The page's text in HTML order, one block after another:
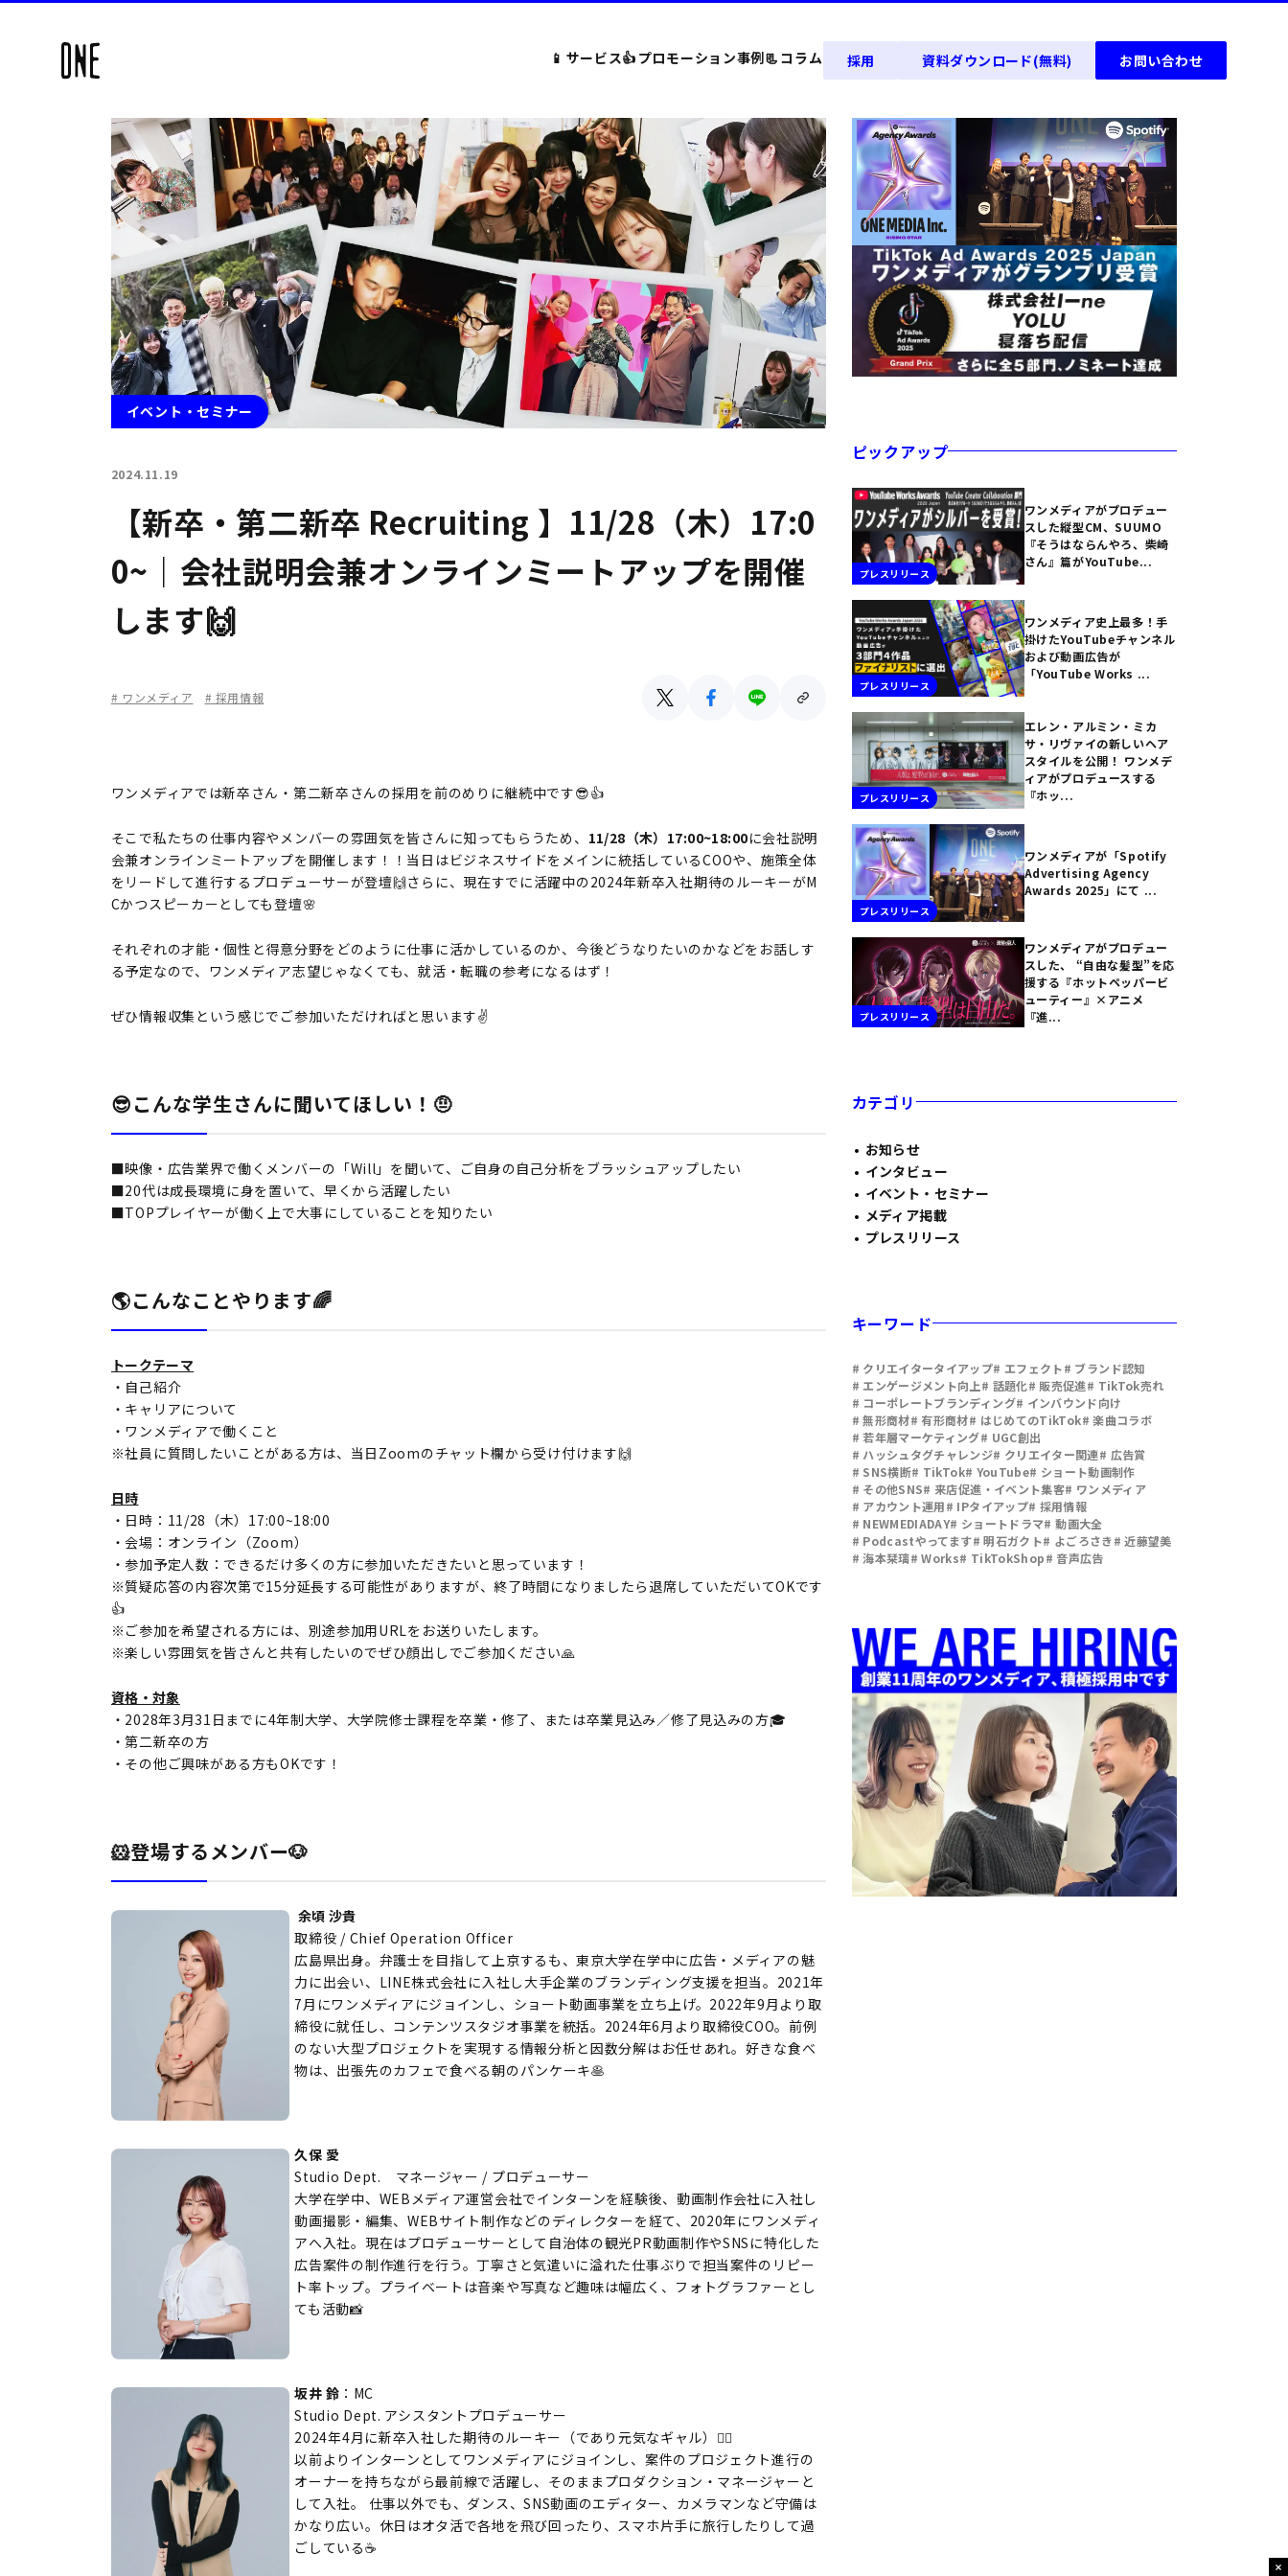
📱 サービス👍 プロモーション事例📃 コラム 採用 資料ダウンロード(無料) お問い合わせ
イベント・セミナー
2024.11.19
【新卒・第二新卒 Recruiting 】11/28（木）17:0
0~｜会社説明会兼オンラインミートアップを開催
します🙌
# ワンメディア # 採用情報
ワンメディアでは新卒さん・第二新卒さんの採用を前のめりに継続中です😎👍
そこで私たちの仕事内容やメンバーの雰囲気を皆さんに知ってもらうため、 11/28（木）17:00~18:00に会社説明
会兼オンラインミートアップを開催します！！当日はビジネスサイドをメインに統括しているCOOや、施策全体
をリードして進行するプロデューサーが登壇🙌さらに、現在すでに活躍中の2024年新卒入社期待のルーキーがM
Cかつスピーカーとしても登壇🌸
それぞれの才能・個性と得意分野をどのように仕事に活かしているのか、今後どうなりたいのかなどをお話しす
る予定なので、ワンメディア志望じゃなくても、就活・転職の参考になるはず！
ぜひ情報収集という感じでご参加いただければと思います✌️
😎こんな学生さんに聞いてほしい！🤨
■映像・広告業界で働くメンバーの「Will」を聞いて、ご自身の自己分析をブラッシュアップしたい
■20代は成長環境に身を置いて、早くから活躍したい
■TOPプレイヤーが働く上で大事にしていることを知りたい
🌎こんなことやります🌈
トークテーマ
・自己紹介
・キャリアについて
・ワンメディアで働くこと
※社員に質問したいことがある方は、当日Zoomのチャット欄から受け付けます🙌
日時
・日時：11/28（木）17:00~18:00
・会場：オンライン（Zoom）
・参加予定人数：できるだけ多くの方に参加いただきたいと思っています！
※質疑応答の内容次第で15分延長する可能性がありますが、終了時間になりましたら退席していただいてOKです
👍
※ご参加を希望される方には、別途参加用URLをお送りいたします。
※楽しい雰囲気を皆さんと共有したいのでぜひ顔出しでご参加ください🙏
資格・対象
・2028年3月31日までに4年制大学、大学院修士課程を卒業・修了、または卒業見込み／修了見込みの方🎓
・第二新卒の方
・その他ご興味がある方もOKです！
🐹登場するメンバー🐶
余頃 沙貴
取締役 / Chief Operation Officer
広島県出身。弁護士を目指して上京するも、東京大学在学中に広告・メディアの魅
力に出会い、LINE株式会社に入社し大手企業のブランディング支援を担当。2021年
7月にワンメディアにジョインし、ショート動画事業を立ち上げ。2022年9月より取
締役に就任し、コンテンツスタジオ事業を統括。2024年6月より取締役COO。前例
のない大型プロジェクトを実現する情報分析と因数分解はお任せあれ。好きな食べ
物は、出張先のカフェで食べる朝のパンケーキ🥞
久保 愛
Studio Dept. マネージャー / プロデューサー
大学在学中、WEBメディア運営会社でインターンを経験後、動画制作会社に入社し
動画撮影・編集、WEBサイト制作などのディレクターを経て、2020年にワンメディ
アへ入社。現在はプロデューサーとして自治体の観光PR動画制作やSNSに特化した
広告案件の制作進行を行う。丁寧さと気遣いに溢れた仕事ぶりで担当案件のリピー
ト率トップ。プライベートは音楽や写真など趣味は幅広く、フォトグラファーとし
ても活動📸
坂井 鈴 ：MC
Studio Dept. アシスタントプロデューサー
2024年4月に新卒入社した期待のルーキー（であり元気なギャル）🧚‍♀️
以前よりインターンとしてワンメディアにジョインし、案件のプロジェクト進行の
オーナーを持ちながら最前線で活躍し、そのままプロダクション・マネージャーと
して入社。 仕事以外でも、ダンス、SNS動画のエディター、カメラマンなど守備は
かなり広い。休日はオタ活で各地を飛び回ったり、スマホ片手に旅行したりして過
ごしている☕️
ピックアップ
プレスリリース
ワンメディアがプロデュー
スした縦型CM、SUUMO
『そうはならんやろ、柴崎
さん』篇がYouTube...
プレスリリース
ワンメディア史上最多！手
掛けたYouTubeチャンネル
および動画広告が
「YouTube Works ...
プレスリリース
エレン・アルミン・ミカ
サ・リヴァイの新しいヘア
スタイルを公開！ ワンメデ
ィアがプロデュースする
『ホッ...
プレスリリース
ワンメディアが「Spotify
Advertising Agency
Awards 2025」にて ...
プレスリリース
ワンメディアがプロデュー
スした、 “自由な髪型”を応
援する『ホットペッパービ
ューティー』×アニメ
『進...
カテゴリ
お知らせ
インタビュー
イベント・セミナー
メディア掲載
プレスリリース
キーワード
# クリエイタータイアップ# エフェクト# ブランド認知
# エンゲージメント向上# 話題化# 販売促進# TikTok売れ
# コーポレートブランディング# インバウンド向け
# 無形商材# 有形商材# はじめてのTikTok# 楽曲コラボ
# 若年層マーケティング# UGC創出
# ハッシュタグチャレンジ# クリエイター関連# 広告賞
# SNS横断# TikTok# YouTube# ショート動画制作
# その他SNS# 来店促進・イベント集客# ワンメディア
# アカウント運用# IPタイアップ# 採用情報
# NEWMEDIADAY# ショートドラマ# 動画大全
# Podcastやってます# 明石ガクト# よごろさき# 近藤望美
# 海本栞璃# Works# TikTokShop# 音声広告